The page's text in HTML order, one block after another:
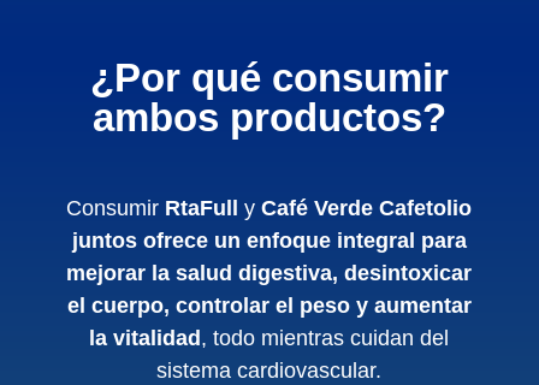
¿Por qué consumir
ambos productos?
Consumir RtaFull yCafé Verde Cafetolio
juntos ofrece un enfoque integral para
mejorar la salud digestiva, desintoxicar
el cuerpo, controlar el peso y aumentar
la vitalidad, todo mientras cuidan del
sistema cardiovascular.